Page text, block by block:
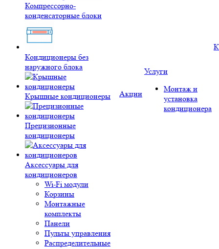
Компрессорно-
конденсаторные блоки
Кондиционеры без
наружного блока
Крышные кондиционеры
Прецизионные
кондиционеры
Аксессуары для
кондиционеров
Wi-Fi модули
Корзины
Монтажные
комплекты
Панели
Пульты управления
Распределительные
Акции
Услуги
Монтаж и
установка
кондиционера